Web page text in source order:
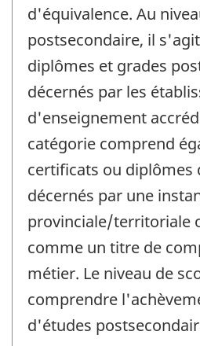
d'équivalence. Au
postsecondaire, il
diplômes et grades
décernés par les
d'enseignement
catégorie comprend
certificats ou diplômes
décernés par une
provinciale/territoriale
comme un titre de
métier. Le niveau de
comprendre
d'études